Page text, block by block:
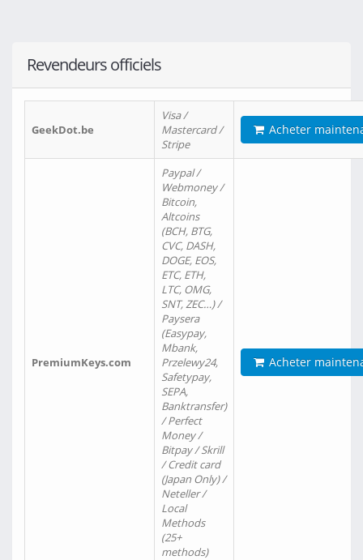
Revendeurs officiels
GeekDot.be
Visa /
Mastercard /
Stripe
Acheter
PremiumKeys.com
Paypal /
Webmoney /
Bitcoin,
Altcoins
(BCH, BTG,
CVC, DASH,
DOGE, EOS,
ETC, ETH,
LTC, OMG,
SNT, ZEC…) /
Paysera
(Easypay,
Mbank,
Przelewy24,
Safetypay,
SEPA,
Banktransfer)
/ Perfect
Money /
Bitpay / Skrill
/ Credit card
(Japan Only) /
Neteller /
Local
Methods
(25+
methods)
Acheter